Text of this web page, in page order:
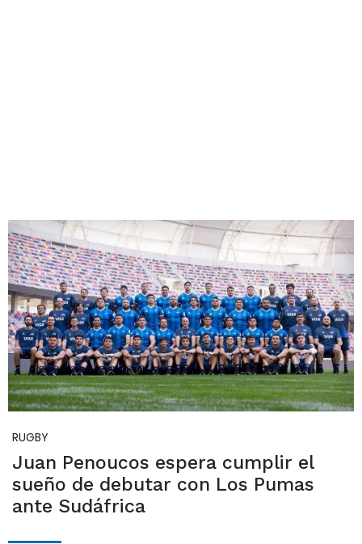
RUGBY
Juan Penoucos espera cumplir el
sueño de debutar con Los Pumas
ante Sudáfrica